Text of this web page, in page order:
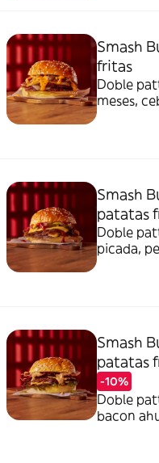
Smash
fritas
Doble
meses,
Smash
patatas
Doble
picada,
Smash
patatas
-10%
Doble
bacon